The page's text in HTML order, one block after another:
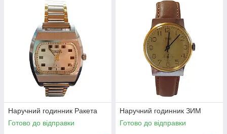
Наручний годинник Ракета
Готово до відправки
Наручний годинник ЗИМ
Готово до відправки